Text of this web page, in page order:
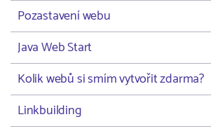
Pozastavení webu
Java Web Start
Kolik webů si smím vytvořit zdarma?
Linkbuilding